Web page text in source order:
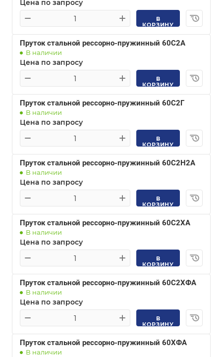
Цена по запросу
В
КОРЗИНУ
Пруток стальной рессорно-пружинный 60С2А
В наличии
Цена по запросу
В
КОРЗИНУ
Пруток стальной рессорно-пружинный 60С2Г
В наличии
Цена по запросу
В
КОРЗИНУ
Пруток стальной рессорно-пружинный 60С2Н2А
В наличии
Цена по запросу
В
КОРЗИНУ
Пруток стальной рессорно-пружинный 60С2ХА
В наличии
Цена по запросу
В
КОРЗИНУ
Пруток стальной рессорно-пружинный 60С2ХФА
В наличии
Цена по запросу
В
КОРЗИНУ
Пруток стальной рессорно-пружинный 60ХФА
В наличии